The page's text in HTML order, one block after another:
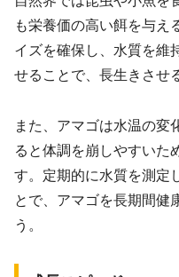
も栄養価の高い餌を与え
イズを確保し、水質を維
せることで、長生きさせ
また、アマゴは水温の変
ると体調を崩しやすいた
す。定期的に水質を測定
とで、アマゴを長期間健
う。